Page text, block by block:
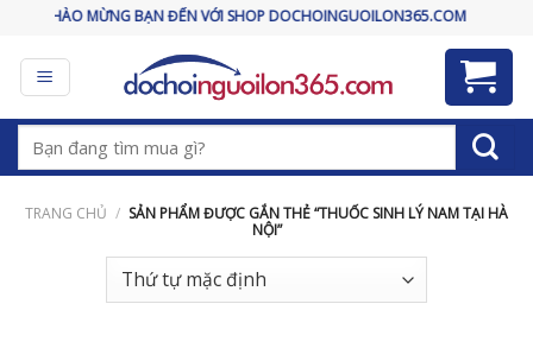
content
CHÀO MỪNG BẠN ĐẾN VỚI SHOP DOCHOINGUOILON365.COM
Tìm
kiếm:
TRANG CHỦ / SẢN PHẨM ĐƯỢC GẮN THẺ “THUỐC SINH LÝ NAM TẠI HÀ
NỘI”